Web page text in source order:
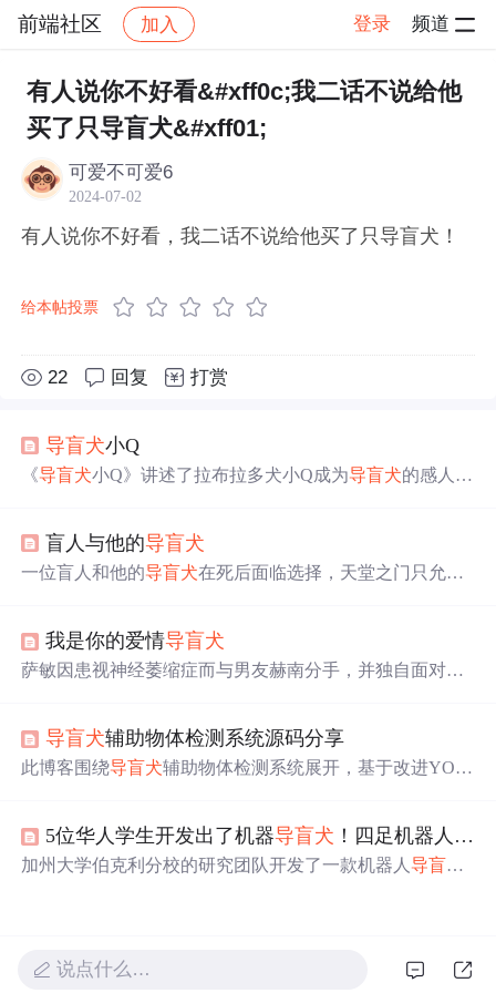
前端社区 加入 登录 频道
社区 前端社区 感慨 帖子详情
有人说你不好看&#xff0c;我二话不说给他
买了只导盲犬&#xff01;
可爱不可爱6
2024-07-02
有人说你不好看，我二话不说给他买了只导盲犬！
给本帖投票
22 回复 打赏
导盲犬小Q
《导盲犬小Q》讲述了拉布拉多犬小Q成为导盲犬的感人故
香港获得巨大成功。
盲人与他的导盲犬
一位盲人和他的导盲犬在死后面临选择，天堂之门只允许
我是你的爱情导盲犬
萨敏因患视神经萎缩症而与男友赫南分手，并独自面对失
新走到一起。
导盲犬辅助物体检测系统源码分享
此博客围绕导盲犬辅助物体检测系统展开，基于改进YOL
点代码加载调参等视频教程，讲解原始算法原理、核心源
码，还提及系统整体结构和获取完整资源的链接。
5位华人学生开发出了机器导盲犬 ！四足机器人技能又+1
加州大学伯克利分校的研究团队开发了一款机器人导盲犬
成本远低于训练动物
，有望成为未来导盲的理想选
择。
说点什么…